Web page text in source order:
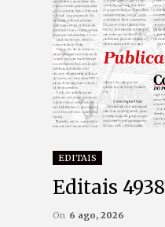
EDITAIS
Editais 4938
On 6 ago, 2026